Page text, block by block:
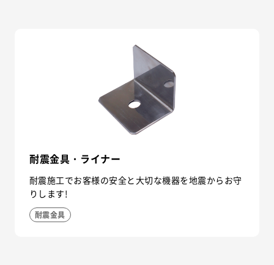
耐震金具・ライナー
耐震施工でお客様の安全と大切な機器を地震からお守
りします!
耐震金具